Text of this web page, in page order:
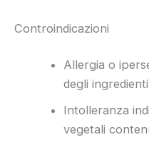
Controindicazioni
Allergia o
degli
Intolleranza
vegetali